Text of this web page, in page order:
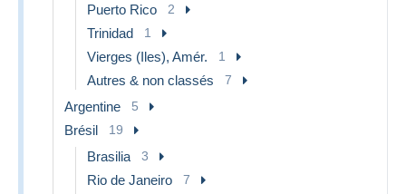
Puerto Rico 2
Trinidad 1
Vierges (Iles), Amér. 1
Autres & non classés 7
Argentine 5
Brésil 19
Brasilia 3
Rio de Janeiro 7